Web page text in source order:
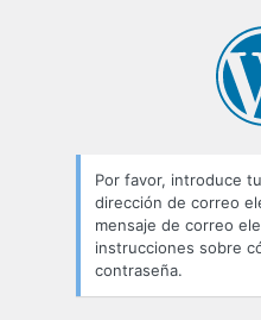
Por favor, introduce
dirección de correo
mensaje de correo
instrucciones sobre
contraseña.